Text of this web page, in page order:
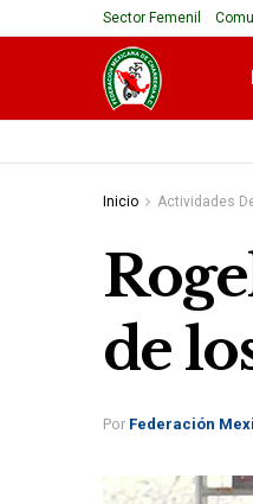
Sector Femenil
Inicio Actividades
de
Por Federación